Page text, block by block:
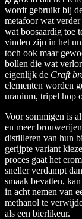
wordt gebruikt bij
metafoor wat
wat boosaardig toe
vinden zijn in het
toch ook maar
bollen die wat
eigenlijk de Craft
elementen worden
uranium, tripel hop
Voor sommigen is
en meer
distilleren van hun
gerijpte variant
proces gaat het
sneller verdampt
smaak bevatten,
in acht nemen van
methanol te
als een bierlikeur.